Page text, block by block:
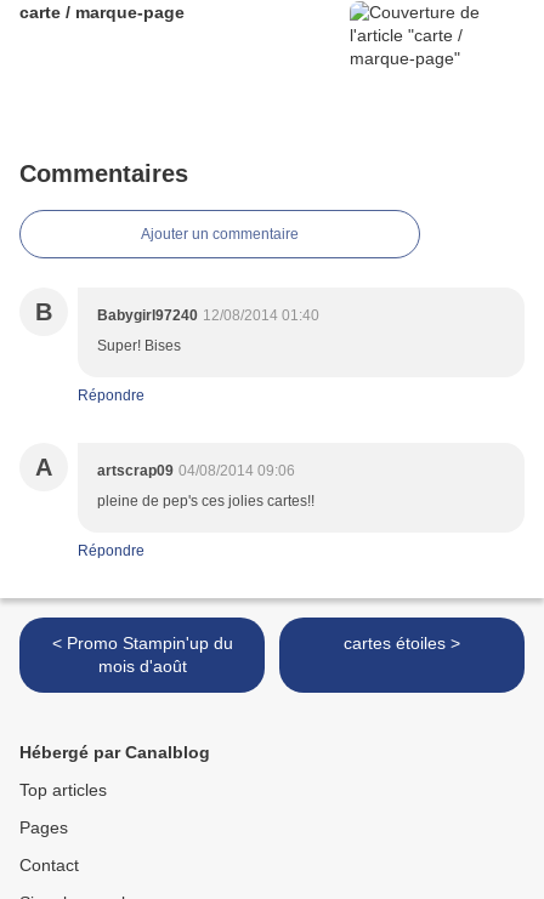
carte / marque-page
Commentaires
Ajouter un commentaire
B Babygirl97240 12/08/2014 01:40
Super! Bises
Répondre
A artscrap09 04/08/2014 09:06
pleine de pep's ces jolies cartes!!
Répondre
< Promo Stampin'up du
mois d'août
cartes étoiles >
Hébergé par Canalblog
Top articles
Pages
Contact